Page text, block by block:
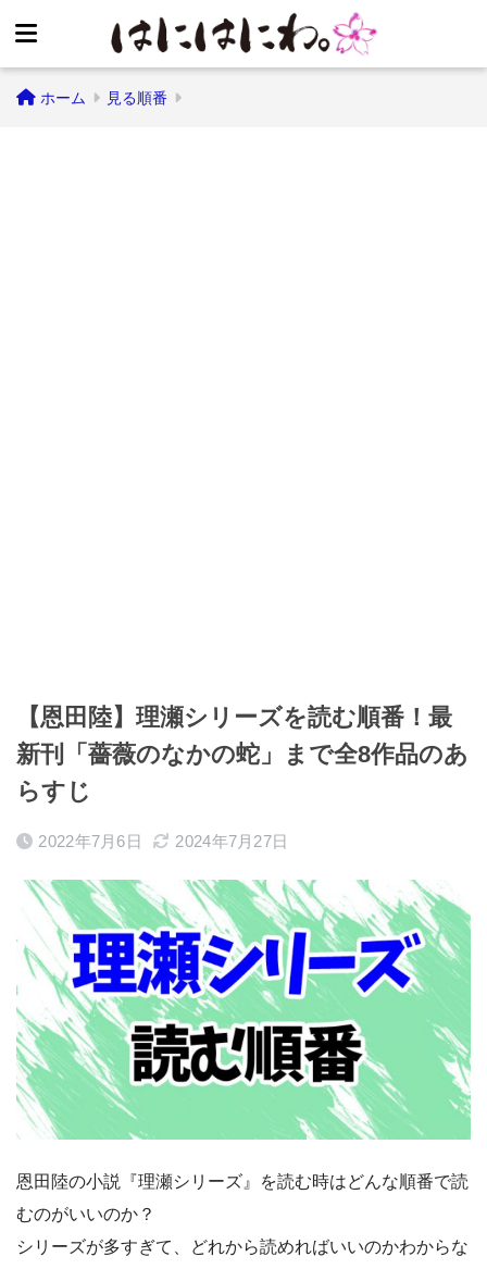
ホーム 見る順番
【恩田陸】理瀬シリーズを読む順番！最
新刊「薔薇のなかの蛇」まで全8作品のあ
らすじ
2022年7月6日 2024年7月27日
恩田陸の小説『理瀬シリーズ』を読む時はどんな順番で読
むのがいいのか？
シリーズが多すぎて、どれから読めればいいのかわからな